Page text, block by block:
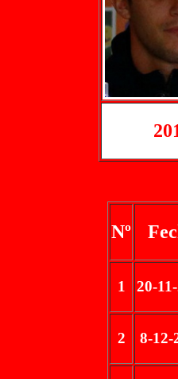
Nº
1 20-
2 8-12-